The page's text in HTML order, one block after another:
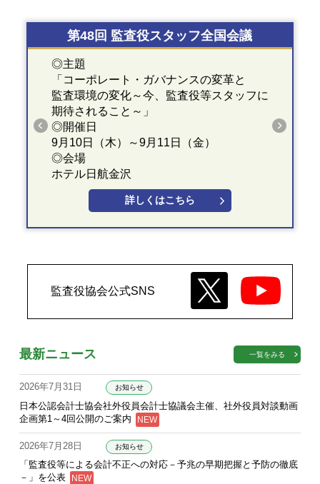
第48回 監査役スタッフ全国会議
◎主題
「コーポレート・ガバナンスの変革と
監査環境の変化～今、監査役等スタッフに
期待されること～」
◎開催日
9月10日（木）～9月11日（金）
◎会場
ホテル日航金沢
詳しくはこちら
監査役協会公式SNS
最新ニュース 一覧をみる
2026年7月31日 お知らせ
日本公認会計士協会社外役員会計士協議会主催、社外役員対談動画
企画第1～4回公開のご案内
2026年7月28日 お知らせ
「監査役等による会計不正への対応－予兆の早期把握と予防の徹底
－」を公表